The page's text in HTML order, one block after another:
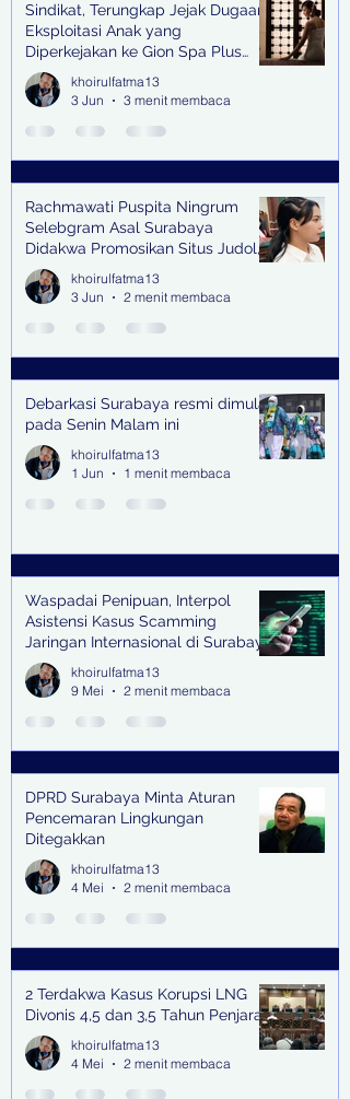
Sindikat, Terungkap Jejak Dugaan
Eksploitasi Anak yang
Diperkejakan ke Gion Spa Plus
and Pub Surabaya,
khoirulfatma13
3 Jun
3 menit membaca
Rachmawati Puspita Ningrum
Selebgram Asal Surabaya
Didakwa Promosikan Situs Judol,
Raup Rp2 Juta dari Tiga Kali
Endorse
khoirulfatma13
3 Jun
2 menit membaca
Debarkasi Surabaya resmi dimulai
pada Senin Malam ini
khoirulfatma13
1 Jun
1 menit membaca
Waspadai Penipuan, Interpol
Asistensi Kasus Scamming
Jaringan Internasional di Surabaya
khoirulfatma13
9 Mei
2 menit membaca
DPRD Surabaya Minta Aturan
Pencemaran Lingkungan
Ditegakkan
khoirulfatma13
4 Mei
2 menit membaca
2 Terdakwa Kasus Korupsi LNG
Divonis 4,5 dan 3,5 Tahun Penjara
khoirulfatma13
4 Mei
2 menit membaca